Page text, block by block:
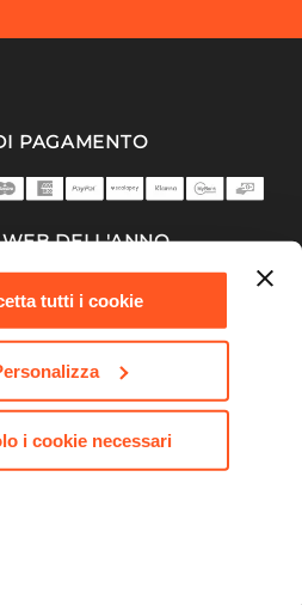
tutti i cookie
i cookie necessari
PAGAMENTO
DELL'ANNO